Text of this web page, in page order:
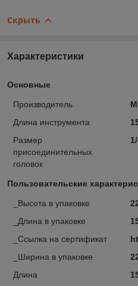
Скрыть
Характеристики
Основные
Производитель
Длина инструмента
Размер
присоединительных
головок
Пользовательские
_Высота в упаковке
_Длина в упаковке
_Ссылка на сертификат
_Ширина в упаковке
Длина